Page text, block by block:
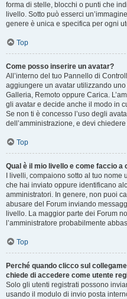
forma di stelle, blocchi o punti che
livello. Sotto può esserci
genere è unica e specifica per ogni
Top
Come posso inserire un avatar?
All’interno del tuo Pannello di
aggiungere un avatar utilizzando
Galleria, Remoto oppure Carica.
gli avatar e decide anche il modo in
Se non ti è concesso l’uso degli
dell’amministrazione, e devi
Top
Qual è il mio livello e come faccio a
I livelli, compaiono sotto al tuo
che hai inviato oppure identificano
amministratori. In genere, non puoi
abusare del Forum inviando
livello. La maggior parte dei Forum
l’amministratore probabilmente
Top
Perché quando clicco sul
chiede di accedere come utente
Solo gli utenti registrati possono
usando il modulo di invio posta